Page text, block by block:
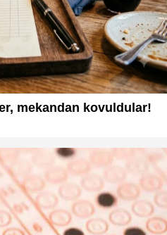
mekandan kovuldular!